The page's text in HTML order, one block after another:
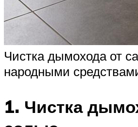
Чистка дымохода от
народными
1. Чистка